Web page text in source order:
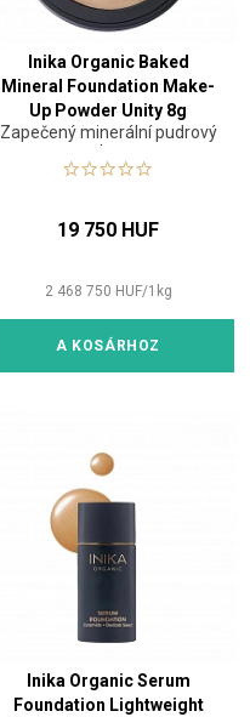
Inika Organic Baked
Mineral Foundation Make-
Up Powder Unity 8g
Zapečený minerální pudrový
make-up
19 750 HUF
2 468 750 HUF/1 kg
A KOSÁRHOZ
Inika Organic Serum
Foundation Lightweight